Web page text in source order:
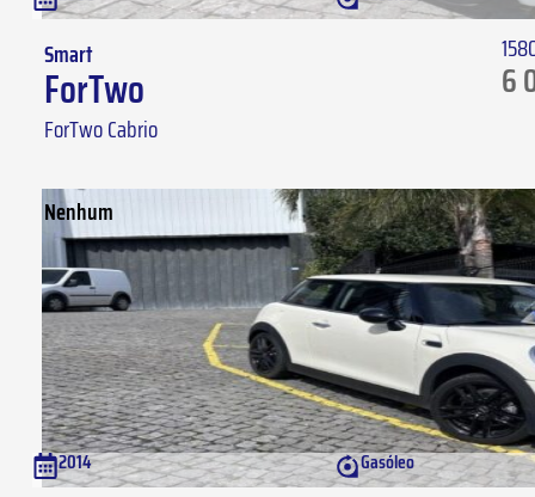
Smart
ForTwo
ForTwo Cabrio
6
Nenhum
2014 Gasóleo